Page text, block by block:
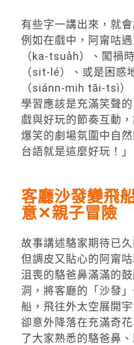
有些字一講出來，就
例如在戲中， 阿甯咕
（ka-tsuah）、 闖禍
（sit-l é）、 或是困惑
（siánn-mih tāi-tsì）
學習應該是充滿笑聲的
戲與好玩的節奏互動
爆笑的劇場氛圍中自
台語就是這麼好玩！」
客廳沙發變飛
意✕親子冒險
故事講述駱家期待已
但調皮又貼心的阿甯咕
沮喪的駱爸鼻滿滿的
洞，將客廳的「沙發
船，飛往外太空展開
卻意外降落在充滿奇
了大家熟悉的駱爸鼻、